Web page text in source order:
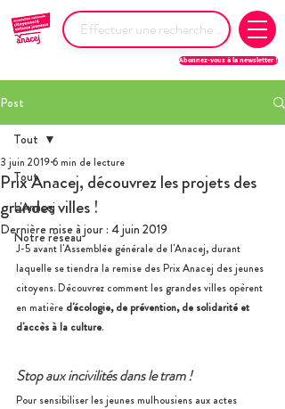
Abonnez-vous à la newsletter !
Post
Tout
L'Anacej
Notre réseau
Tout
Prix Anacej, découvrez les projets des
grandes villes !
3 juin 20196 min de lecture
Dernière mise à jour : 4 juin 2019
J-5 avant l'Assemblée générale de l'Anacej, durant
laquelle se tiendra la remise des Prix Anacej des jeunes
citoyens. Découvrez comment les grandes villes opèrent
en matière d'écologie, de prévention, de solidarité et
d'accès à la culture.
Stop aux incivilités dans le tram !
Pour sensibiliser les jeunes mulhousiens aux actes